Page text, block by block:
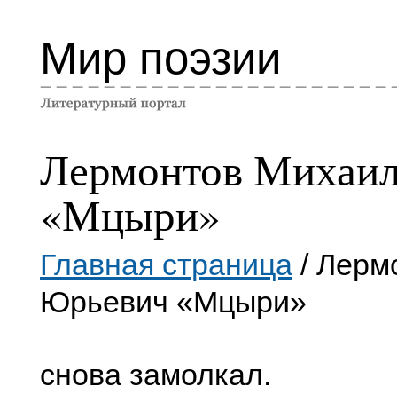
Мир поэзии
Лермонтов
«Мцыри»
Главная страница /
Юрьевич «Мцыри»
снова замолкал.